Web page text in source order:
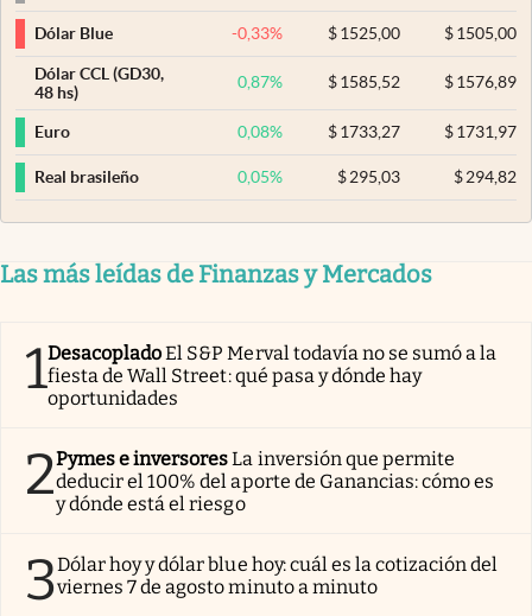
Dólar Blue -0,33% $ 1525,00 $1505,00
Dólar CCL (GD30,
48 hs)
0,87% $ 1585,52 $1576,89
Euro 0,08% $ 1733,27 $1731,97
Real brasileño 0,05% $ 295,03 $294,82
Las más leídas de Finanzas y Mercados
1DesacopladoEl S&P Merval todavía no se sumó a la
fiesta de Wall Street: qué pasa y dónde hay
oportunidades
2Pymes e inversoresLa inversión que permite
deducir el 100% del aporte de Ganancias: cómo es
y dónde está el riesgo
3Dólar hoy y dólar blue hoy: cuál es la cotización del
viernes 7 de agosto minuto a minuto